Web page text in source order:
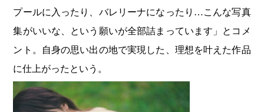
プールに入ったり、バレリーナになったり…こんな写真
集がいいな、という願いが全部詰まっています」とコメ
ント。自身の思い出の地で実現した、理想を叶えた作品
に仕上がったという。